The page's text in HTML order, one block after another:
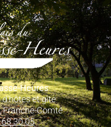
Heures
et gîte
Franche-Comté
30 05